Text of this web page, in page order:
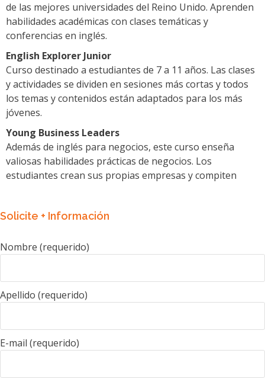
de las mejores universidades del Reino Unido. Aprenden
habilidades académicas con clases temáticas y
conferencias en inglés.
English Explorer Junior
Curso destinado a estudiantes de 7 a 11 años. Las clases
y actividades se dividen en sesiones más cortas y todos
los temas y contenidos están adaptados para los más
jóvenes.
Young Business Leaders
Además de inglés para negocios, este curso enseña
valiosas habilidades prácticas de negocios. Los
estudiantes crean sus propias empresas y compiten
Solicite + Información
Nombre (requerido)
Apellido (requerido)
E-mail (requerido)